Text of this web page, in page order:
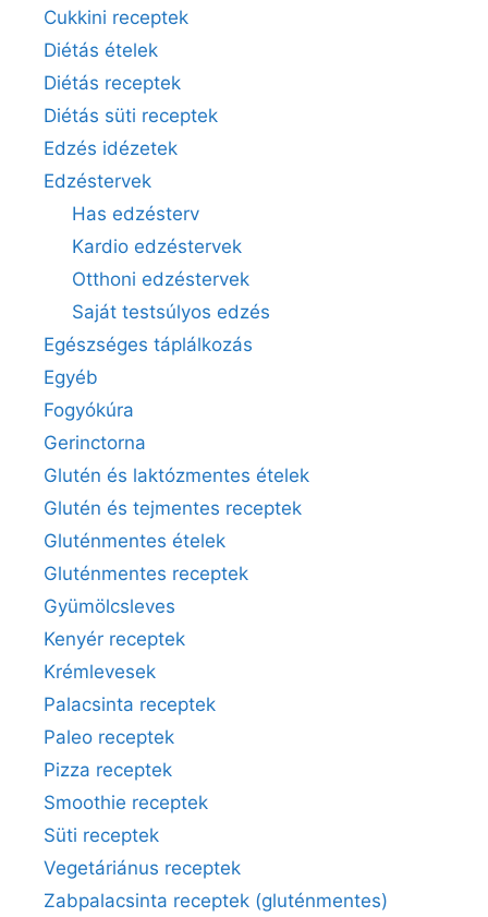
Cukkini receptek
Diétás ételek
Diétás receptek
Diétás süti receptek
Edzés idézetek
Edzéstervek
Has edzésterv
Kardio edzéstervek
Otthoni edzéstervek
Saját testsúlyos edzés
Egészséges táplálkozás
Egyéb
Fogyókúra
Gerinctorna
Glutén és laktózmentes ételek
Glutén és tejmentes receptek
Gluténmentes ételek
Gluténmentes receptek
Gyümölcsleves
Kenyér receptek
Krémlevesek
Palacsinta receptek
Paleo receptek
Pizza receptek
Smoothie receptek
Süti receptek
Vegetáriánus receptek
Zabpalacsinta receptek (gluténmentes)